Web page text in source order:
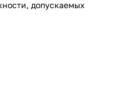
допускаемых